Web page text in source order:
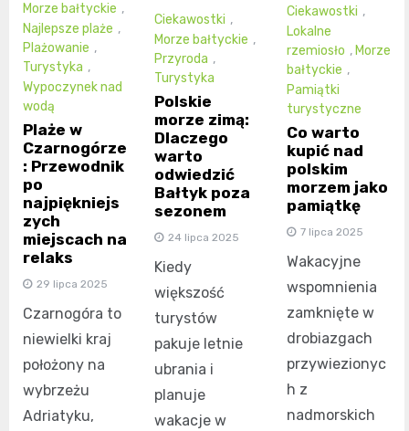
Morze bałtyckie ,
Najlepsze plaże ,
Plażowanie ,
Turystyka ,
Wypoczynek nad
wodą
Plaże w
Czarnogórze
: Przewodnik
po
najpiękniejs
zych
miejscach na
relaks
29 lipca 2025
Czarnogóra to
niewielki kraj
położony na
wybrzeżu
Adriatyku,
Ciekawostki ,
Morze bałtyckie ,
Przyroda ,
Turystyka
Polskie
morze zimą:
Dlaczego
warto
odwiedzić
Bałtyk poza
sezonem
24 lipca 2025
Kiedy
większość
turystów
pakuje letnie
ubrania i
planuje
wakacje w
Ciekawostki ,
Lokalne
rzemiosło , Morze
bałtyckie ,
Pamiątki
turystyczne
Co warto
kupić nad
polskim
morzem jako
pamiątkę
7 lipca 2025
Wakacyjne
wspomnienia
zamknięte w
drobiazgach
przywiezionyc
h z
nadmorskich